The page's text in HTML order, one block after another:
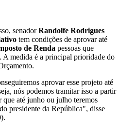
senadorRandolfe Rodrigues
tem condições de aprovar até
de Renda pessoas que
A medida é a principal prioridade do
aprovar esse projeto até
nós podemos tramitar isso a partir
que até junho ou julho teremos
presidente da República", disse